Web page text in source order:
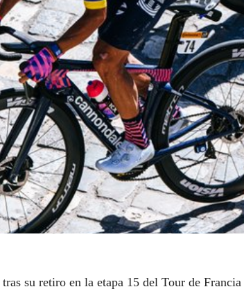
su retiro en la etapa 15 del Tour de Francia